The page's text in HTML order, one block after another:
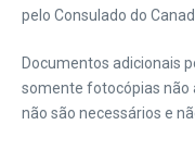
pelo Consulado do
Documentos adicionais
somente fotocópias não
não são necessários e